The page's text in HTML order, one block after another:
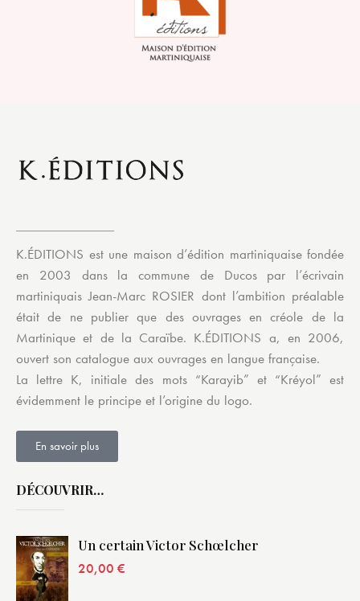
K.ÉDITIONS est une maison d’édition martiniquaise fondée
en 2003 dans la commune de Ducos par l’écrivain
martiniquais Jean-Marc ROSIER dont l’ambition préalable
était de ne publier que des ouvrages en créole de la
Martinique et de la Caraïbe. K.ÉDITIONS a, en 2006,
ouvert son catalogue aux ouvrages en langue française.
La lettre K, initiale des mots “Karayib” et “Kréyol” est
évidemment le principe et l’origine du logo.
En savoir plus
DÉCOUVRIR…
Un certain Victor Schœlcher
20,00 €